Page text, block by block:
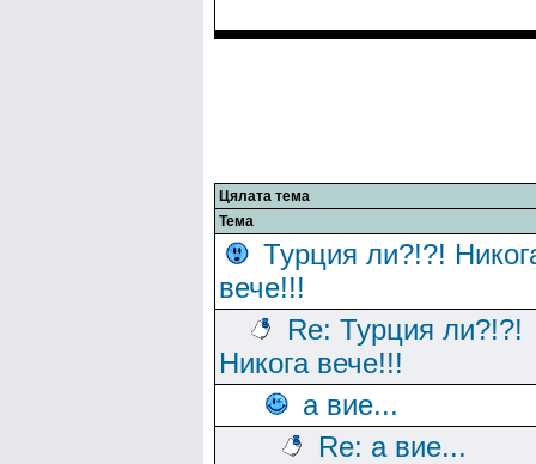
Цялата тема
Тема
Турция ли?!?!
вече!!!
Re: Турция ли?!?!
Никога вече!!!
а вие...
Re: а вие...